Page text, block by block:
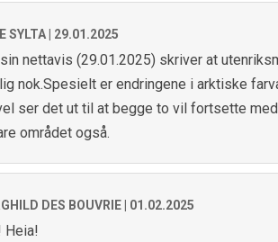
SYLTA | 29.01.2025
sin nettavis (29.01.2025) skriver at
nok.Spesielt er endringene i arktiske
ser det ut til at begge to vil fortsette
området også.
DES BOUVRIE | 01.02.2025
Heia!